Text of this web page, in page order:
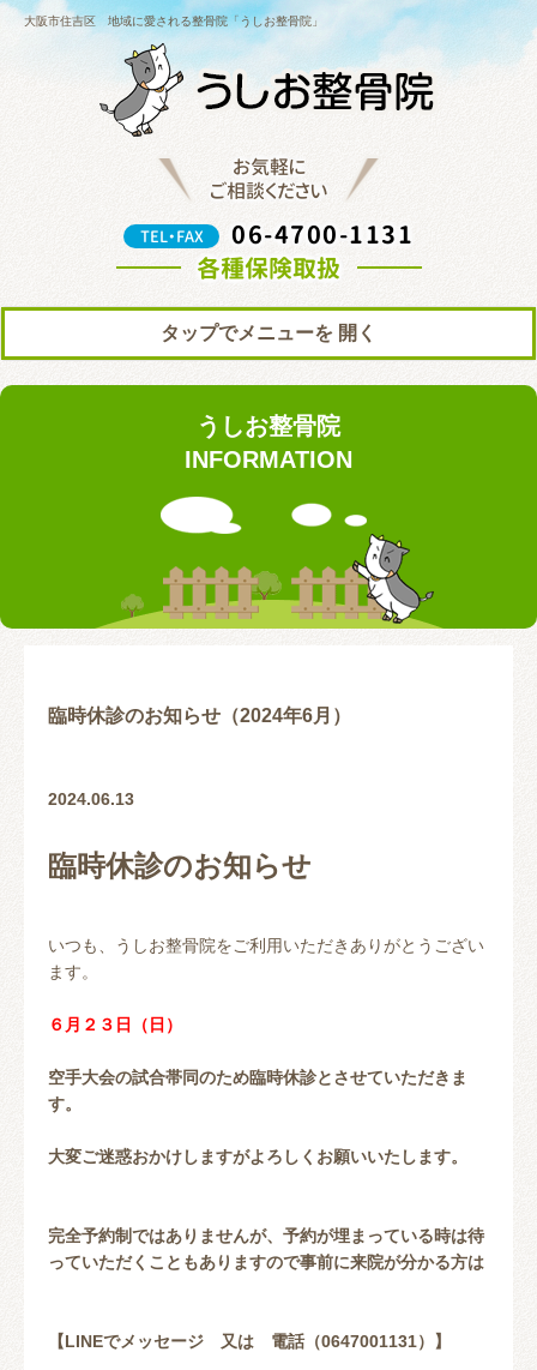
大阪市住吉区 地域に愛される整骨院「うしお整骨院」
お気軽に
ご相談ください
TEL・FAX
06-4700-1131
各種保険取扱
タップでメニューを
料金表
お知らせ
リアライン（骨盤矯正） トレーニング指導
うしお整骨院
INFORMATION
臨時休診のお知らせ（2024年6月）
2024.06.13
臨時休診のお知らせ
いつも、うしお整骨院をご利用いただきありがとうござい
ます。
６月２３日（日）
空手大会の試合帯同のため臨時休診とさせていただきま
す。
大変ご迷惑おかけしますがよろしくお願いいたします。
完全予約制ではありませんが、予約が埋まっている時は待
っていただくこともありますので事前に来院が分かる方は
【LINEでメッセージ 又は 電話（0647001131）】